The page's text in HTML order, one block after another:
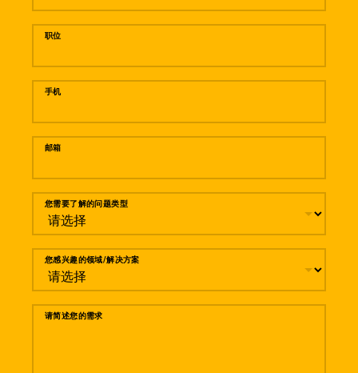
职位
手机
邮箱
您需要了解的问题类型
您感兴趣的领域/解决方案
请简述您的需求